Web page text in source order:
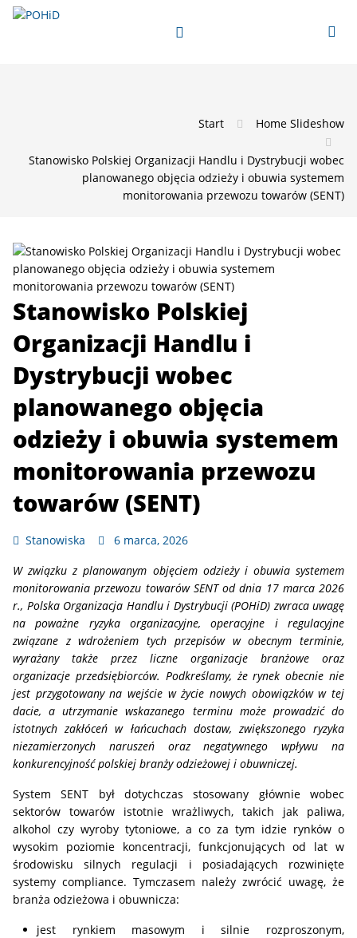
Start Home Slideshow
Stanowisko Polskiej Organizacji Handlu i Dystrybucji wobec
planowanego objęcia odzieży i obuwia systemem
monitorowania przewozu towarów (SENT)
Stanowisko Polskiej
Organizacji Handlu i
Dystrybucji wobec
planowanego objęcia
odzieży i obuwia systemem
monitorowania przewozu
towarów (SENT)
Stanowiska
6 marca, 2026
W związku z planowanym objęciem odzieży i obuwia systemem
monitorowania przewozu towarów SENT od dnia 17 marca 2026
r., Polska Organizacja Handlu i Dystrybucji (POHiD) zwraca uwagę
na poważne ryzyka organizacyjne, operacyjne i regulacyjne
związane z wdrożeniem tych przepisów w obecnym terminie,
wyrażany także przez liczne organizacje branżowe oraz
organizacje przedsiębiorców. Podkreślamy, że rynek obecnie nie
jest przygotowany na wejście w życie nowych obowiązków w tej
dacie, a utrzymanie wskazanego terminu może prowadzić do
istotnych zakłóceń w łańcuchach dostaw, zwiększonego ryzyka
niezamierzonych naruszeń oraz negatywnego wpływu na
konkurencyjność polskiej branży odzieżowej i obuwniczej.
System SENT był dotychczas stosowany głównie wobec
sektorów towarów istotnie wrażliwych, takich jak paliwa,
alkohol czy wyroby tytoniowe, a co za tym idzie rynków o
wysokim poziomie koncentracji, funkcjonujących od lat w
środowisku silnych regulacji i posiadających rozwinięte
systemy compliance. Tymczasem należy zwrócić uwagę, że
branża odzieżowa i obuwnicza:
jest rynkiem masowym i silnie rozproszonym,